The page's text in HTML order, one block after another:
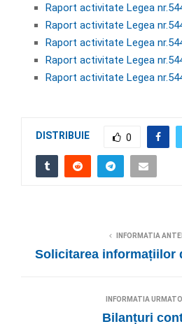
Raport activitate Legea
Raport activitate Legea
Raport activitate Legea
Raport activitate Legea
Raport activitate Legea
DISTRIBUIE 0
INFORMATIA
Solicitarea informațiilor
INFORMATIA
Bilanțuri